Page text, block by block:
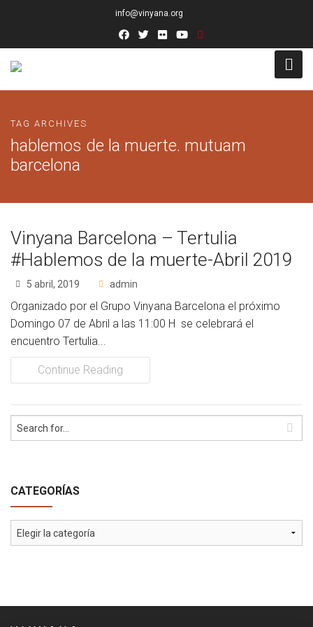
info@vinyana.org
Conócenos
Socios Fundadores
Junta Directiva
Presidencia de Honor
Docentes
Socios de Número
Socios Colaboradores
Colaboramos con
Nuestra propuesta de formación
Acompañamiento
Noticias
TAG ARCHIVES
hablemos de la muerte. mutuam
barcelona
Vinyana Barcelona – Tertulia
#Hablemos de la muerte-Abril 2019
5 abril, 2019 admin
Organizado por el Grupo Vinyana Barcelona el próximo
Domingo 07 de Abril a las 11:00 H se celebrará el
encuentro Tertulia...
Continue Reading
CATEGORÍAS
Categorías